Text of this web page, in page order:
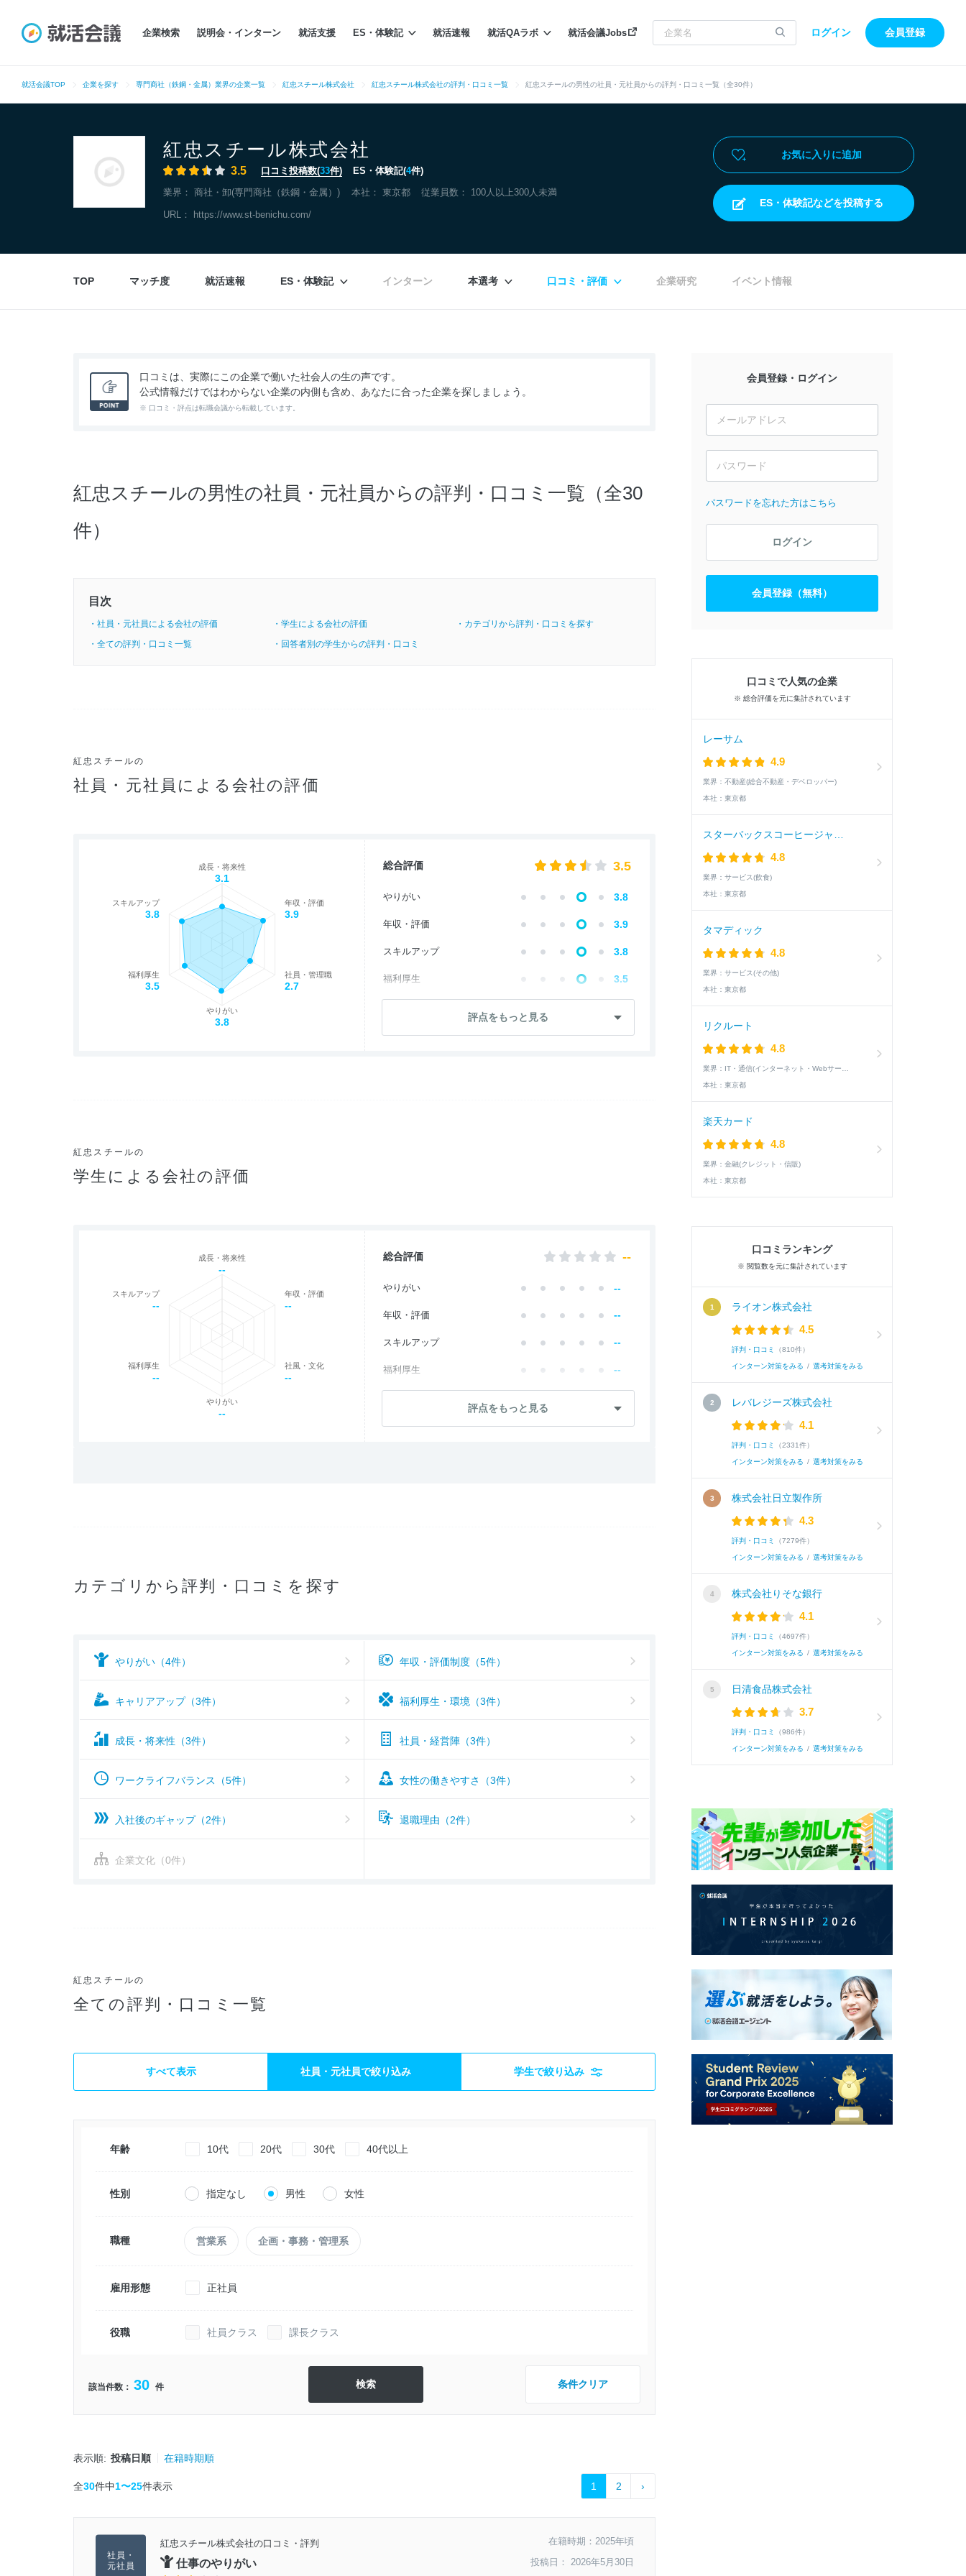
企業検索 説明会・インターン 就活支援 ES・体験記 就活速報 就活QAラボ 就活会議Jobs ログイン 会員登録
就活会議TOP 企業を探す 専門商社（鉄鋼・金属）業界の企業一覧 紅忠スチール株式会社 紅忠スチール株式会社の評判・口コミ一覧 紅忠スチールの男性の社員・元社員からの評判・口コミ一覧（全30件）
紅忠スチール株式会社
3.5 口コミ投稿数(33件) ES・体験記(4件)
業界： 商社・卸(専門商社（鉄鋼・金属）) 本社： 東京都 従業員数： 100人以上300人未満
URL： https://www.st-benichu.com/
お気に入りに追加
ES・体験記などを投稿する
TOP マッチ度 就活速報 ES・体験記 インターン 本選考 口コミ・評価 企業研究 イベント情報
口コミは、実際にこの企業で働いた社会人の生の声です。
公式情報だけではわからない企業の内側も含め、あなたに合った企業を探しましょう。
※ 口コミ・評点は転職会議から転載しています。
紅忠スチールの男性の社員・元社員からの評判・口コミ一覧（全30
件）
目次
・社員・元社員による会社の評価 ・学生による会社の評価
・カテゴリから評判・口コミを探す
・全ての評判・口コミ一覧
・回答者別の学生からの評判・口コミ
紅忠スチールの
社員・元社員による会社の評価
評点をもっと見る
成長・将来性
3.1
年収・評価
3.9
社員・管理職
2.7
やりがい
3.8
福利厚生
3.5
スキルアップ
3.8
総合評価 3.5
やりがい 3.8
年収・評価 3.9
スキルアップ 3.8
福利厚生 3.5
社員・管理職 2.7
紅忠スチールの
学生による会社の評価
評点をもっと見る
成長・将来性
--
年収・評価
--
社風・文化
--
やりがい
--
福利厚生
--
スキルアップ
--
総合評価 --
やりがい --
年収・評価 --
スキルアップ --
福利厚生 --
社員・管理職 --
カテゴリから評判・口コミを探す
やりがい（4件） 年収・評価制度（5件）
キャリアアップ（3件） 福利厚生・環境（3件）
成長・将来性（3件） 社員・経営陣（3件）
ワークライフバランス（5件） 女性の働きやすさ（3件）
入社後のギャップ（2件） 退職理由（2件）
企業文化（0件）
紅忠スチールの
全ての評判・口コミ一覧
すべて表示 社員・元社員で絞り込み 学生で絞り込み
年齢 10代 20代 30代 40代以上
性別 指定なし 男性 女性
職種 営業系 企画・事務・管理系
雇用形態 正社員
役職 社員クラス 課長クラス
該当件数： 30 件 条件クリア
表示順: 投稿日順 在籍時期順
全30件中1〜25件表示 1 2 ›
紅忠スチール株式会社の口コミ・評判
仕事のやりがい
在籍時期：2025年頃
投稿日： 2026年5月30日
会員登録・ログイン
パスワードを忘れた方はこちら
ログイン
会員登録（無料）
口コミで人気の企業
※ 総合評価を元に集計されています
レーサム
4.9
業界： 不動産(総合不動産・デベロッパー)
本社： 東京都
4.8
業界： サービス(飲食)
本社： 東京都
タマディック
4.8
業界： サービス(その他)
本社： 東京都
リクルート
4.8
業界：
本社： 東京都
楽天カード
4.8
業界： 金融(クレジット・信販)
本社： 東京都
口コミランキング
※ 閲覧数を元に集計されています
ライオン株式会社
4.5
評判・口コミ （810件）
インターン対策をみる / 選考対策をみる
レバレジーズ株式会社
4.1
評判・口コミ （2331件）
インターン対策をみる / 選考対策をみる
株式会社日立製作所
4.3
評判・口コミ （7279件）
インターン対策をみる / 選考対策をみる
株式会社りそな銀行
4.1
評判・口コミ （4697件）
インターン対策をみる / 選考対策をみる
日清食品株式会社
3.7
評判・口コミ （986件）
インターン対策をみる / 選考対策をみる